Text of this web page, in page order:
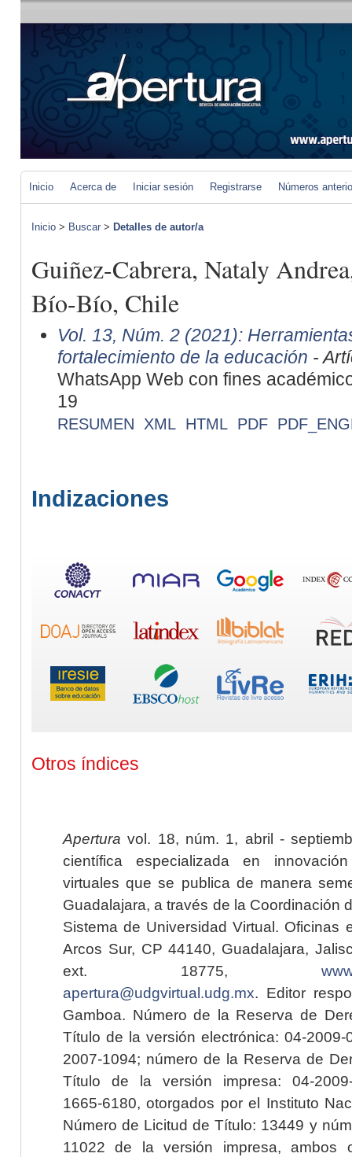
Inicio Acerca de Iniciar sesión Registrarse Números
Inicio > Buscar > Detalles de autor/a
Guiñez-Cabrera, Nataly
Bío-Bío, Chile
Vol. 13, Núm. 2 (2021):
fortalecimiento de la educación -
WhatsApp Web con fines
19
RESUMEN XML HTML PDF
Indizaciones
Otros índices
Apertura vol. 18, núm. 1, abril -
científica especializada en
virtuales que se publica de manera
Guadalajara, a través de la Coordinación
Sistema de Universidad Virtual. Oficinas
Arcos Sur, CP 44140, Guadalajara,
ext. 18775,
apertura@udgvirtual.udg.mx. Editor
Gamboa. Número de la Reserva de
Título de la versión electrónica: 04-2009-
2007-1094; número de la Reserva de
Título de la versión impresa: 04-2009-
1665-6180, otorgados por el Instituto
Número de Licitud de Título: 13449 y
11022 de la versión impresa, ambos